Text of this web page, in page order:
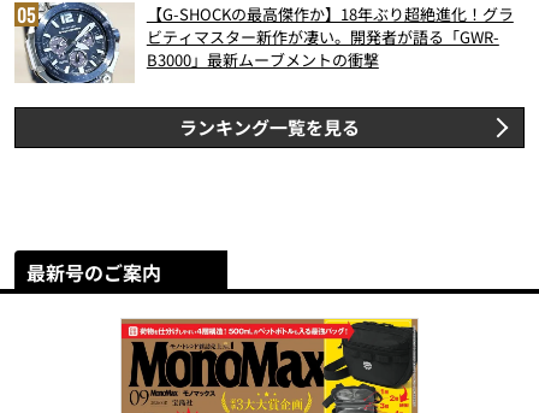
【G-SHOCKの最高傑作か】18年ぶり超絶進化！グラ
ビティマスター新作が凄い。開発者が語る「GWR-
B3000」最新ムーブメントの衝撃
ランキング一覧を見る
最新号のご案内